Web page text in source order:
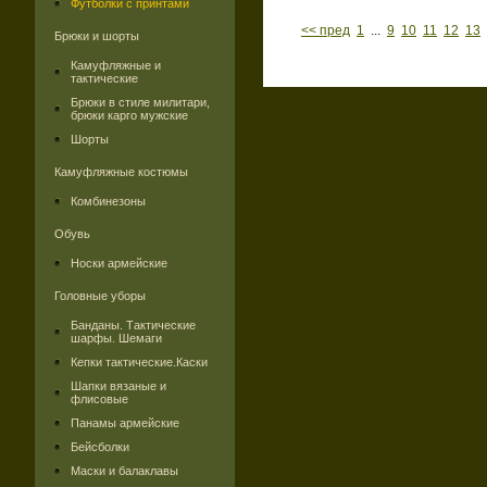
Футболки с принтами
Брюки и шорты
Камуфляжные и
тактические
Брюки в стиле милитари,
брюки карго мужские
Шорты
Камуфляжные костюмы
Комбинезоны
Обувь
Носки армейские
Головные уборы
Банданы. Тактические
шарфы. Шемаги
Кепки тактические.Каски
Шапки вязаные и
флисовые
Панамы армейские
Бейсболки
Маски и балаклавы
<< пред 1 ... 9 10 11 12 13